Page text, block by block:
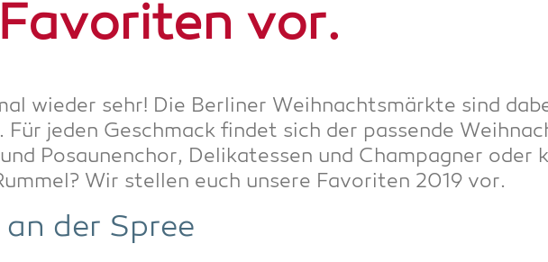
Favo­ri­ten vor.
wie­der sehr! Die Ber­li­ner Weih­nachts­märk­te sind
Für jeden Geschmack fin­det sich der pas­sen­de
Posau­nen­chor, Deli­ka­tes­sen und Cham­pa­gner oder
Wir stel­len euch unse­re Favo­ri­ten 2019 vor.
der Spree